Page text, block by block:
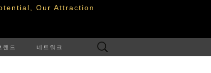
Our Attraction
랜드 네트워크
다
음